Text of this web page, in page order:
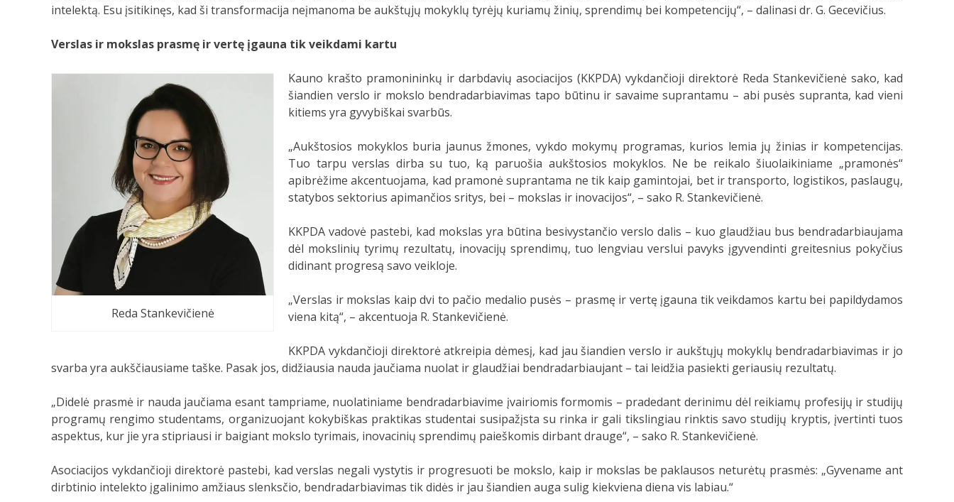
intelektą. Esu įsitikinęs, kad ši transformacija neįmanoma be aukštųjų mokyklų tyrėjų kuriamų žinių, sprendimų bei kompetencijų“, – dalinasi dr. G. Gecevičius.
Verslas ir mokslas prasmę ir vertę įgauna tik veikdami kartu
Reda Stankevičienė
Kauno krašto pramonininkų ir darbdavių asociacijos (KKPDA) vykdančioji direktorė Reda Stankevičienė sako, kad
šiandien verslo ir mokslo bendradarbiavimas tapo būtinu ir savaime suprantamu – abi pusės supranta, kad vieni
kitiems yra gyvybiškai svarbūs.
„Aukštosios mokyklos buria jaunus žmones, vykdo mokymų programas, kurios lemia jų žinias ir kompetencijas.
Tuo tarpu verslas dirba su tuo, ką paruošia aukštosios mokyklos. Ne be reikalo šiuolaikiniame „pramonės“
apibrėžime akcentuojama, kad pramonė suprantama ne tik kaip gamintojai, bet ir transporto, logistikos, paslaugų,
statybos sektorius apimančios sritys, bei – mokslas ir inovacijos“, – sako R. Stankevičienė.
KKPDA vadovė pastebi, kad mokslas yra būtina besivystančio verslo dalis – kuo glaudžiau bus bendradarbiaujama
dėl mokslinių tyrimų rezultatų, inovacijų sprendimų, tuo lengviau verslui pavyks įgyvendinti greitesnius pokyčius
didinant progresą savo veikloje.
„Verslas ir mokslas kaip dvi to pačio medalio pusės – prasmę ir vertę įgauna tik veikdamos kartu bei papildydamos
viena kitą“, – akcentuoja R. Stankevičienė.
KKPDA vykdančioji direktorė atkreipia dėmesį, kad jau šiandien verslo ir aukštųjų mokyklų bendradarbiavimas ir jo
svarba yra aukščiausiame taške. Pasak jos, didžiausia nauda jaučiama nuolat ir glaudžiai bendradarbiaujant – tai leidžia pasiekti geriausių rezultatų.
„Didelė prasmė ir nauda jaučiama esant tampriame, nuolatiniame bendradarbiavime įvairiomis formomis – pradedant derinimu dėl reikiamų profesijų ir studijų
programų rengimo studentams, organizuojant kokybiškas praktikas studentai susipažįsta su rinka ir gali tikslingiau rinktis savo studijų kryptis, įvertinti tuos
aspektus, kur jie yra stipriausi ir baigiant mokslo tyrimais, inovacinių sprendimų paieškomis dirbant drauge“, – sako R. Stankevičienė.
Asociacijos vykdančioji direktorė pastebi, kad verslas negali vystytis ir progresuoti be mokslo, kaip ir mokslas be paklausos neturėtų prasmės: „Gyvename ant
dirbtinio intelekto įgalinimo amžiaus slenksčio, bendradarbiavimas tik didės ir jau šiandien auga sulig kiekviena diena vis labiau.“